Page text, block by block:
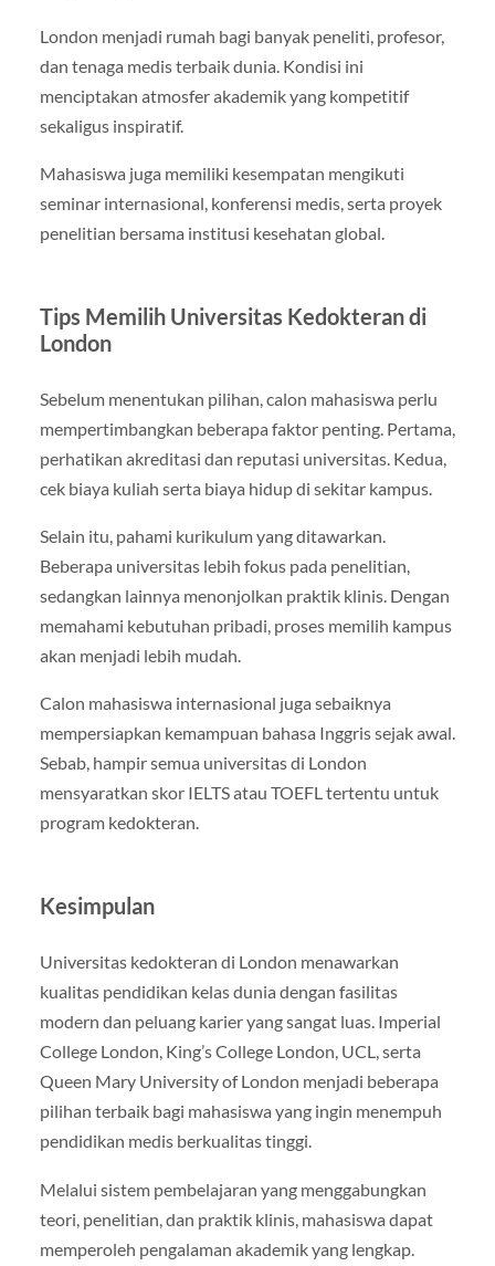
London menjadi rumah bagi banyak peneliti, profesor,
dan tenaga medis terbaik dunia. Kondisi ini
menciptakan atmosfer akademik yang kompetitif
sekaligus inspiratif.
Mahasiswa juga memiliki kesempatan mengikuti
seminar internasional, konferensi medis, serta proyek
penelitian bersama institusi kesehatan global.
Tips Memilih Universitas Kedokteran di
London
Sebelum menentukan pilihan, calon mahasiswa perlu
mempertimbangkan beberapa faktor penting. Pertama,
perhatikan akreditasi dan reputasi universitas. Kedua,
cek biaya kuliah serta biaya hidup di sekitar kampus.
Selain itu, pahami kurikulum yang ditawarkan.
Beberapa universitas lebih fokus pada penelitian,
sedangkan lainnya menonjolkan praktik klinis. Dengan
memahami kebutuhan pribadi, proses memilih kampus
akan menjadi lebih mudah.
Calon mahasiswa internasional juga sebaiknya
mempersiapkan kemampuan bahasa Inggris sejak awal.
Sebab, hampir semua universitas di London
mensyaratkan skor IELTS atau TOEFL tertentu untuk
program kedokteran.
Kesimpulan
Universitas kedokteran di London menawarkan
kualitas pendidikan kelas dunia dengan fasilitas
modern dan peluang karier yang sangat luas. Imperial
College London, King’s College London, UCL, serta
Queen Mary University of London menjadi beberapa
pilihan terbaik bagi mahasiswa yang ingin menempuh
pendidikan medis berkualitas tinggi.
Melalui sistem pembelajaran yang menggabungkan
teori, penelitian, dan praktik klinis, mahasiswa dapat
memperoleh pengalaman akademik yang lengkap.